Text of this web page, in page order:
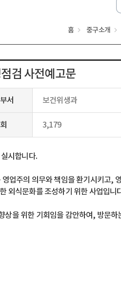
홈 중구소개
검 사전예고문
서 보건위생과
3,179
시합니다.
업주의 의무와 책임을 환기시키고,
외식문화를 조성하기 위한 사업입니
을 위한 기회임을 감안하여, 방문하